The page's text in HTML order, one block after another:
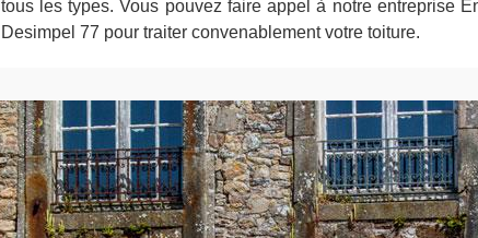
tous les types. Vous pouvez faire appel à notre entreprise
Desimpel 77 pour traiter convenablement votre toiture.